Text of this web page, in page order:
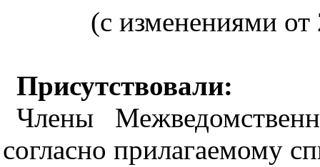
(с изменениями от
Присутствовали:
Члены
согласно прилагаемому